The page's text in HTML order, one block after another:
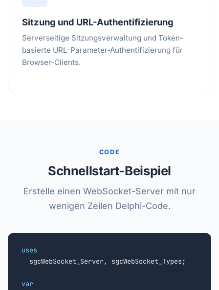
Sitzung und URL-Authentifizierung
Serverseitige Sitzungsverwaltung und Token-
basierte URL-Parameter-Authentifizierung für
Browser-Clients.
CODE
Schnellstart-Beispiel
Erstelle einen WebSocket-Server mit nur
wenigen Zeilen Delphi-Code.
uses
sgcWebSocket_Server, sgcWebSocket_Types;
var